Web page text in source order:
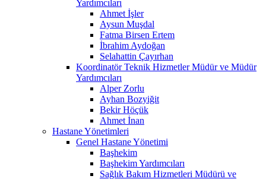
Yardımcıları
Ahmet İşler
Aysun Muşdal
Fatma Birsen Ertem
İbrahim Aydoğan
Selahattin Çayırhan
Koordinatör Teknik Hizmetler Müdür ve Müdür
Yardımcıları
Alper Zorlu
Ayhan Bozyiğit
Bekir Höçük
Ahmet İnan
Hastane Yönetimleri
Genel Hastane Yönetimi
Başhekim
Başhekim Yardımcıları
Sağlık Bakım Hizmetleri Müdürü ve